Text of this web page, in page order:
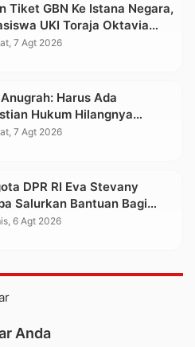
Tiket GBN Ke Istana Negara,
UKI Toraja Oktavia
ke Pekan Seni
7 Agt 2026
Harus Ada
Hukum Hilangnya
Agar Keluarga tidak Larut
7 Agt 2026
DPR RI Eva Stevany
Salurkan Bantuan Bagi
Terdampak Longsor di
6 Agt 2026
Anda